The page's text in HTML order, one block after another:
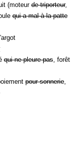
(moteur de triporteur,
qui a mal à la patte
qui ne pleure pas, forêt
pour sonnerie,